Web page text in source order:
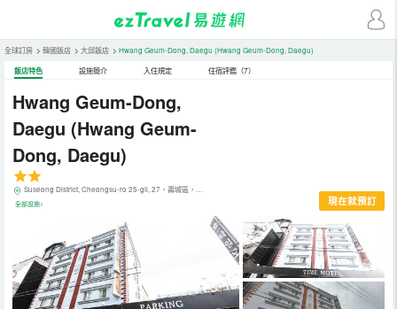
全球訂房 > 韓國飯店 > 大邱飯店 > Hwang Geum-Dong, Daegu (Hwang Geum-Dong, Daegu)
飯店特色 設施簡介 入住規定 住宿評鑑（7）
Hwang Geum-Dong,
Daegu (Hwang Geum-
Dong, Daegu)
Suseong District, Cheongsu-ro 25-gil, 27，壽城區，大邱，韓國
全部設施> 現在就預訂